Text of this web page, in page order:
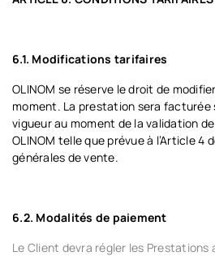
6.1. Modifications tarifaires
OLINOM se réserve le droit de
moment. La prestation sera facturée
vigueur au moment de la validation
OLINOM telle que prévue à l’Article
générales de vente.
6.2. Modalités de paiement
Le Client devra régler les Prestations